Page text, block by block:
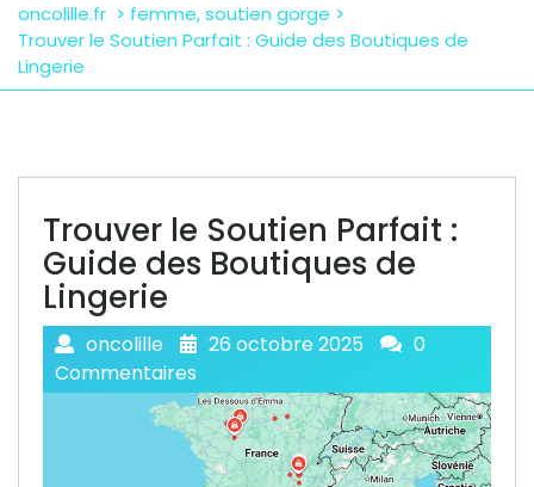
oncolille.fr > femme,soutien gorge >
Trouver le Soutien Parfait : Guide des Boutiques de
Lingerie
Trouver le Soutien Parfait :
Guide des Boutiques de
Lingerie
oncolille 26 octobre 2025
0
Commentaires